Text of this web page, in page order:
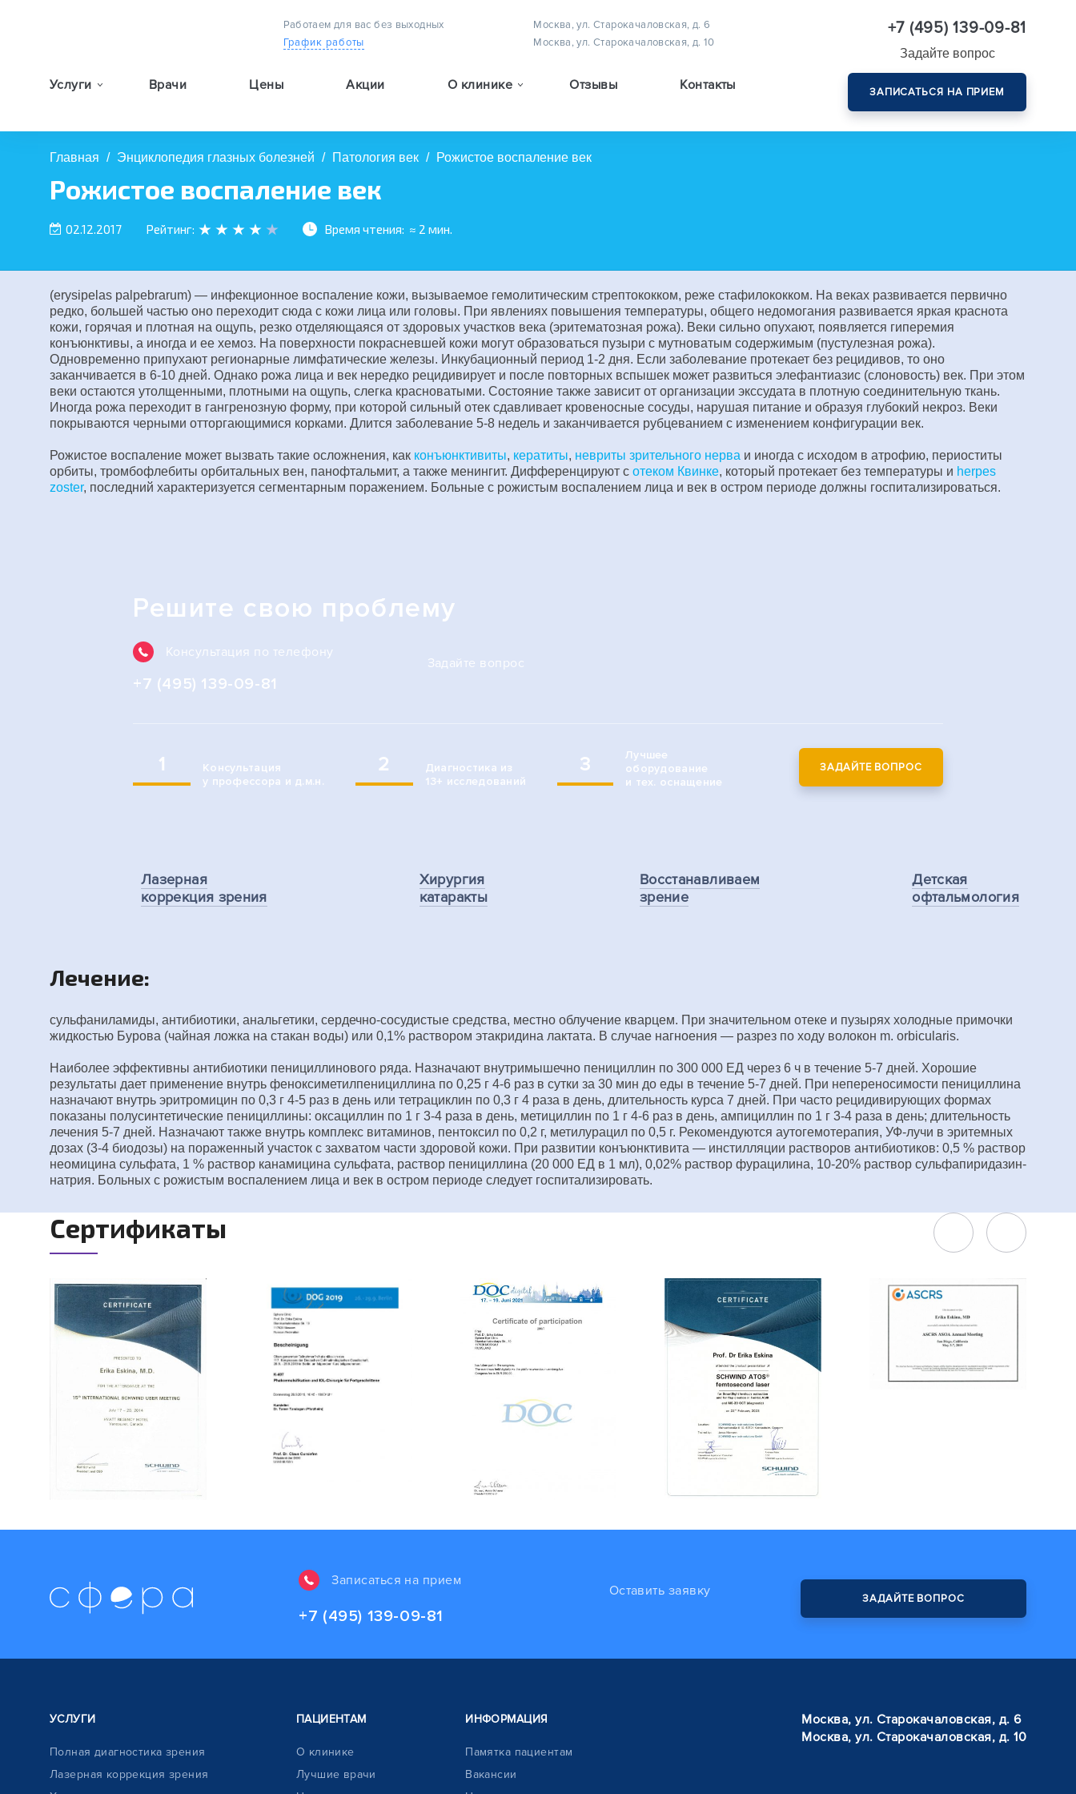
Работаем для вас без выходных
График работы
Москва, ул. Старокачаловская, д. 6
Москва, ул. Старокачаловская, д. 10
Услуги Врачи Цены Акции О клинике Отзывы Контакты
+7 (495) 139-09-81
Задайте вопрос
ЗАПИСАТЬСЯ НА ПРИЕМ
Главная / Энциклопедия глазных болезней / Патология век / Рожистое воспаление век
Рожистое воспаление век
02.12.2017 Рейтинг: Время чтения: ≈ 2 мин.
(erysipelas palpebrarum) — инфекционное воспаление кожи, вызываемое гемолитическим стрептококком, реже стафилококком. На веках развивается первично
редко, большей частью оно переходит сюда с кожи лица или головы. При явлениях повышения температуры, общего недомогания развивается яркая краснота
кожи, горячая и плотная на ощупь, резко отделяющаяся от здоровых участков века (эритематозная рожа). Веки сильно опухают, появляется гиперемия
конъюнктивы, а иногда и ее хемоз. На поверхности покрасневшей кожи могут образоваться пузыри с мутноватым содержимым (пустулезная рожа).
Одновременно припухают регионарные лимфатические железы. Инкубационный период 1-2 дня. Если заболевание протекает без рецидивов, то оно
заканчивается в 6-10 дней. Однако рожа лица и век нередко рецидивирует и после повторных вспышек может развиться элефантиазис (слоновость) век. При этом
веки остаются утолщенными, плотными на ощупь, слегка красноватыми. Состояние также зависит от организации экссудата в плотную соединительную ткань.
Иногда рожа переходит в гангренозную форму, при которой сильный отек сдавливает кровеносные сосуды, нарушая питание и образуя глубокий некроз. Веки
покрываются черными отторгающимися корками. Длится заболевание 5-8 недель и заканчивается рубцеванием с изменением конфигурации век.
Рожистое воспаление может вызвать такие осложнения, как конъюнктивиты, кератиты, невриты зрительного нерва и иногда с исходом в атрофию, периоститы
орбиты, тромбофлебиты орбитальных вен, панофтальмит, а также менингит. Дифференцируют с отеком Квинке, который протекает без температуры и herpes
zoster, последний характеризуется сегментарным поражением. Больные с рожистым воспалением лица и век в остром периоде должны госпитализироваться.
Решите свою проблему
Консультация по телефону
+7 (495) 139-09-81
Задайте вопрос
1
Консультация
у профессора и д.м.н.
2
Диагностика из
13+ исследований
3
Лучшее
оборудование
и тех. оснащение
ЗАДАЙТЕ ВОПРОС
Лазерная
коррекция зрения
Хирургия
катаракты
Восстанавливаем
зрение
Детская
офтальмология
Лечение:
сульфаниламиды, антибиотики, анальгетики, сердечно-сосудистые средства, местно облучение кварцем. При значительном отеке и пузырях холодные примочки
жидкостью Бурова (чайная ложка на стакан воды) или 0,1% раствором этакридина лактата. В случае нагноения — разрез по ходу волокон m. orbicularis.
Наиболее эффективны антибиотики пенициллинового ряда. Назначают внутримышечно пенициллин по 300 000 ЕД через 6 ч в течение 5-7 дней. Хорошие
результаты дает применение внутрь феноксиметилпенициллина по 0,25 г 4-6 раз в сутки за 30 мин до еды в течение 5-7 дней. При непереносимости пенициллина
назначают внутрь эритромицин по 0,3 г 4-5 раз в день или тетрациклин по 0,3 г 4 раза в день, длительность курса 7 дней. При часто рецидивирующих формах
показаны полусинтетические пенициллины: оксациллин по 1 г 3-4 раза в день, метициллин по 1 г 4-6 раз в день, ампициллин по 1 г 3-4 раза в день; длительность
лечения 5-7 дней. Назначают также внутрь комплекс витаминов, пентоксил по 0,2 г, метилурацил по 0,5 г. Рекомендуются аутогемотерапия, УФ-лучи в эритемных
дозах (3-4 биодозы) на пораженный участок с захватом части здоровой кожи. При развитии конъюнктивита — инстилляции растворов антибиотиков: 0,5 % раствор
неомицина сульфата, 1 % раствор канамицина сульфата, раствор пенициллина (20 000 ЕД в 1 мл), 0,02% раствор фурацилина, 10-20% раствор сульфапиридазин-
натрия. Больных с рожистым воспалением лица и век в остром периоде следует госпитализировать.
Сертификаты
Записаться на прием
+7 (495) 139-09-81
Оставить заявку ЗАДАЙТЕ ВОПРОС
УСЛУГИ
Полная диагностика зрения
Лазерная коррекция зрения
ПАЦИЕНТАМ
О клинике
Лучшие врачи
ИНФОРМАЦИЯ
Памятка пациентам
Вакансии
Москва, ул. Старокачаловская, д. 6
Москва, ул. Старокачаловская, д. 10